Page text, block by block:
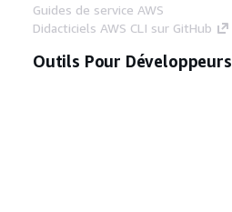
Guides de service AWS
Didacticiels AWS CLI sur GitHub
Outils Pour Développeurs